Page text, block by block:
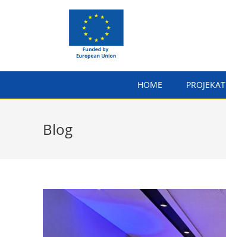
HOME PROJEKAT
Blog